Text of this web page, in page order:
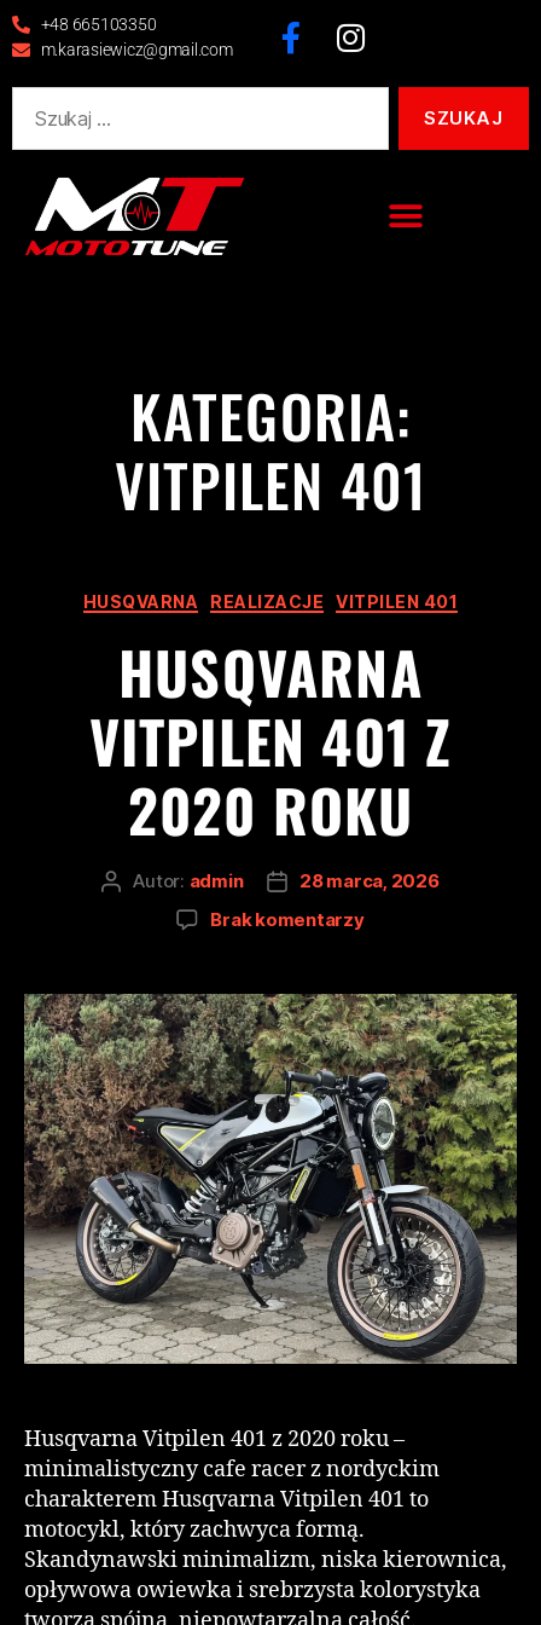
+48 665103350
m.karasiewicz@gmail.com
KATEGORIA:
VITPILEN 401
HUSQVARNA REALIZACJE VITPILEN 401
HUSQVARNA
VITPILEN 401 Z
2020 ROKU
Autor: admin
28 marca, 2026
Brak komentarzy
Husqvarna Vitpilen 401 z 2020 roku –
minimalistyczny cafe racer z nordyckim
charakterem Husqvarna Vitpilen 401 to
motocykl, który zachwyca formą.
Skandynawski minimalizm, niska kierownica,
opływowa owiewka i srebrzysta kolorystyka